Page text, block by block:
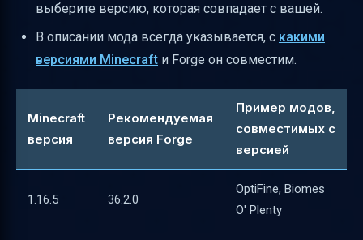
выберите версию, которая совпадает с вашей.
В описании мода всегда указывается, с какими
версиями Minecraft и Forge он совместим.
Minecraft
версия
Рекомендуемая
версия Forge
Пример модов,
совместимых с
версией
1.16.5 36.2.0
OptiFine, Biomes
O' Plenty